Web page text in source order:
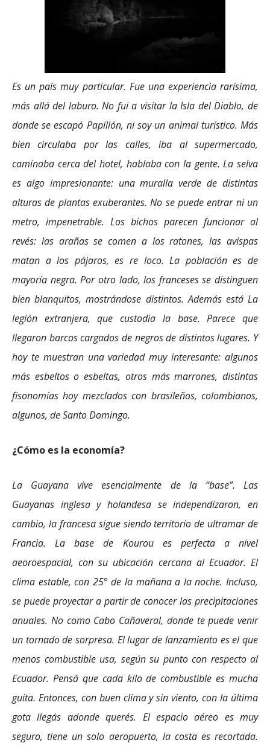
Es un país muy particular. Fue una experiencia rarísima,
más allá del laburo. No fui a visitar la Isla del Diablo, de
donde se escapó Papillón, ni soy un animal turístico. Más
bien circulaba por las calles, iba al supermercado,
caminaba cerca del hotel, hablaba con la gente. La selva
es algo impresionante: una muralla verde de distintas
alturas de plantas exuberantes. No se puede entrar ni un
metro, impenetrable. Los bichos parecen funcionar al
revés: las arañas se comen a los ratones, las avispas
matan a los pájaros, es re loco. La población es de
mayoría negra. Por otro lado, los franceses se distinguen
bien blanquitos, mostrándose distintos. Además está La
legión extranjera, que custodia la base. Parece que
llegaron barcos cargados de negros de distintos lugares. Y
hoy te muestran una variedad muy interesante: algunos
más esbeltos o esbeltas, otros más marrones, distintas
fisonomías hoy mezclados con brasileños, colombianos,
algunos, de Santo Domingo.
¿Cómo es la economía?
La Guayana vive esencialmente de la “base”. Las
Guayanas inglesa y holandesa se independizaron, en
cambio, la francesa sigue siendo territorio de ultramar de
Francia. La base de Kourou es perfecta a nivel
aeoroespacial, con su ubicación cercana al Ecuador. El
clima estable, con 25° de la mañana a la noche. Incluso,
se puede proyectar a partir de conocer las precipitaciones
anuales. No como Cabo Cañaveral, donde te puede venir
un tornado de sorpresa. El lugar de lanzamiento es el que
menos combustible usa, según su punto con respecto al
Ecuador. Pensá que cada kilo de combustible es mucha
guita. Entonces, con buen clima y sin viento, con la última
gota llegás adonde querés. El espacio aéreo es muy
seguro, tiene un solo aeropuerto, la costa es recortada.